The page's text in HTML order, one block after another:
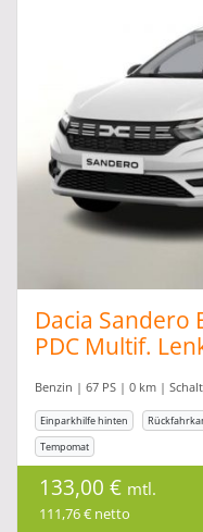
Dacia Sandero
PDC Multif.
Benzin | 67 PS | 0 km |
Einparkhilfe hinten
Tempomat
133,00 € mtl.
111,76 € netto